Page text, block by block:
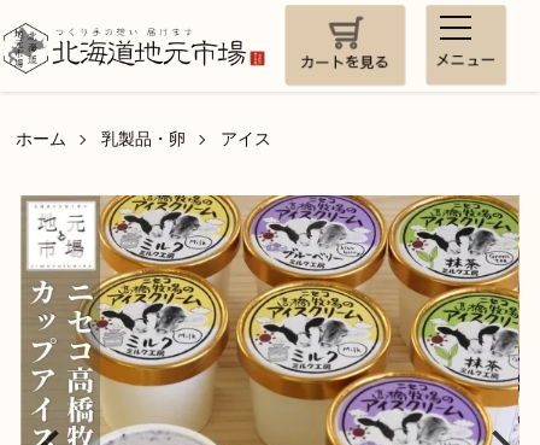
ホーム 乳製品・卵 アイス